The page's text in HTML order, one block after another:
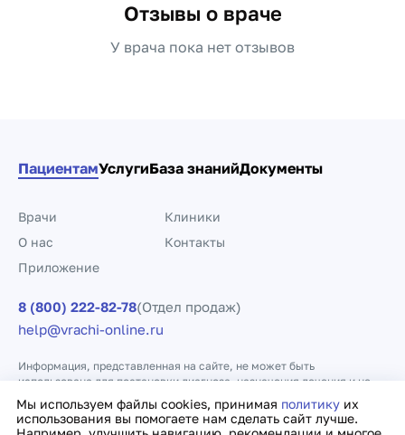
Отзывы о враче
У врача пока нет отзывов
Мы используем файлы cookies, принимая политику их
использования вы помогаете нам сделать сайт лучше.
ПациентамУслугиБаза знанийДокументы
Врачи
Клиники
О нас
Контакты
Приложение
8 (800) 222-82-78(Отдел продаж)
help@vrachi-online.ru
Информация, представленная на сайте, не может быть
использована для постановки диагноза, назначения лечения и не
заменяет прием врача.